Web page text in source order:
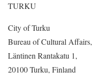
TURKU
City of Turku
Bureau of Cultural Affairs,
Läntinen Rantakatu 1,
20100 Turku, Finland